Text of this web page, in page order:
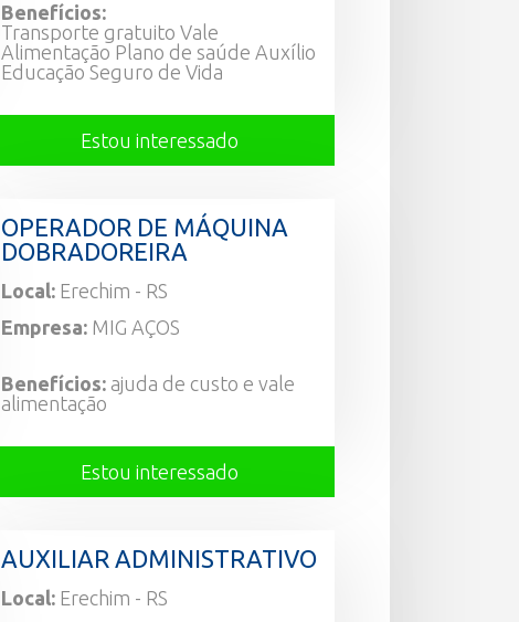
Benefícios:
Transporte gratuito Vale
Alimentação Plano de saúde Auxílio
Educação Seguro de Vida
Estou interessado
OPERADOR DE MÁQUINA
DOBRADOREIRA
Local: Erechim - RS
Empresa: MIG AÇOS
Benefícios: ajuda de custo e vale
alimentação
Estou interessado
AUXILIAR ADMINISTRATIVO
Local: Erechim - RS